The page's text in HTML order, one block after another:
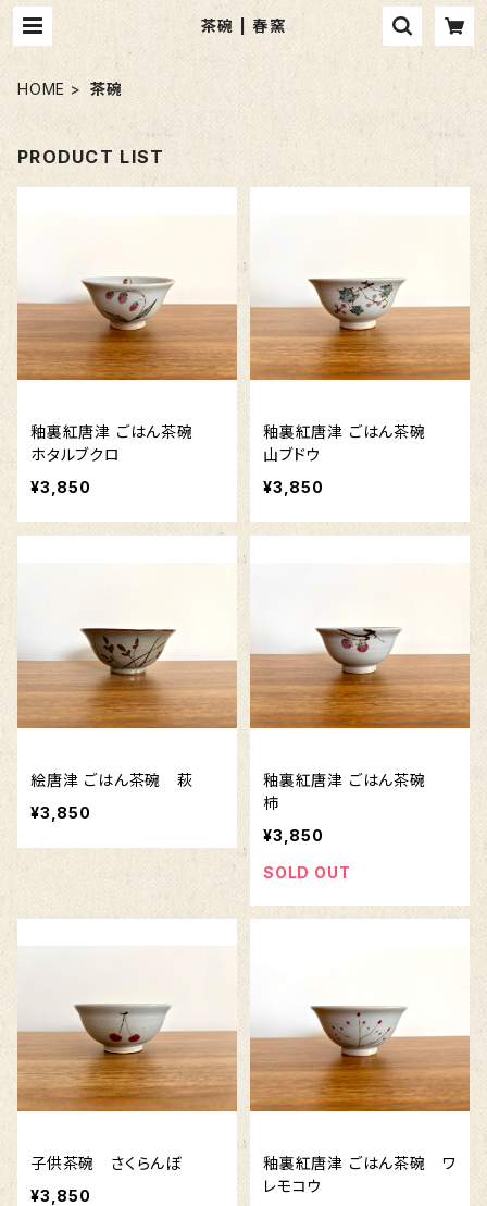
茶碗 | 春窯
HOME 茶碗
PRODUCT LIST
釉裏紅唐津 ごはん茶碗
ホタルブクロ
¥3,850
釉裏紅唐津 ごはん茶碗
山ブドウ
¥3,850
絵唐津 ごはん茶碗 萩
¥3,850
釉裏紅唐津 ごはん茶碗
柿
¥3,850
SOLD OUT
子供茶碗 さくらんぼ
¥3,850
釉裏紅唐津 ごはん茶碗 ワ
レモコウ